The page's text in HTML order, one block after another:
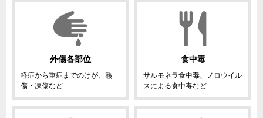
外傷各部位
軽症から重症までのけが、熱
傷・凍傷など
食中毒
サルモネラ食中毒、ノロウイル
スによる食中毒など